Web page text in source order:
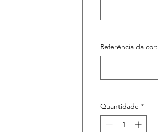
Referência da cor:
Quantidade *